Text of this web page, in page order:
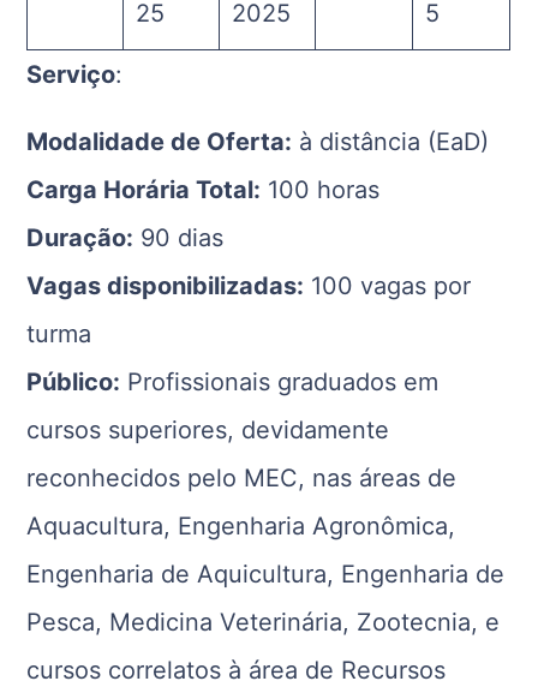
25
2025
5
Serviço:
Modalidade de Oferta: à distância (EaD)
Carga Horária Total: 100 horas
Duração: 90 dias
Vagas disponibilizadas: 100 vagas por
turma
Público: Profissionais graduados em
cursos superiores, devidamente
reconhecidos pelo MEC, nas áreas de
Aquacultura, Engenharia Agronômica,
Engenharia de Aquicultura, Engenharia de
Pesca, Medicina Veterinária, Zootecnia, e
cursos correlatos à área de Recursos